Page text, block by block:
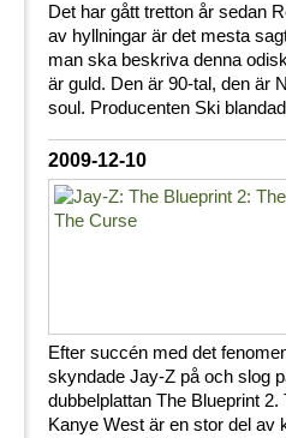
Det har gått tretton år sedan
av hyllningar är det mesta
man ska beskriva denna
är guld. Den är 90-tal, den är
soul. Producenten Ski
2009-12-10
Efter succén med det
skyndade Jay-Z på och slog
dubbelplattan The Blueprint
Kanye West är en stor del av